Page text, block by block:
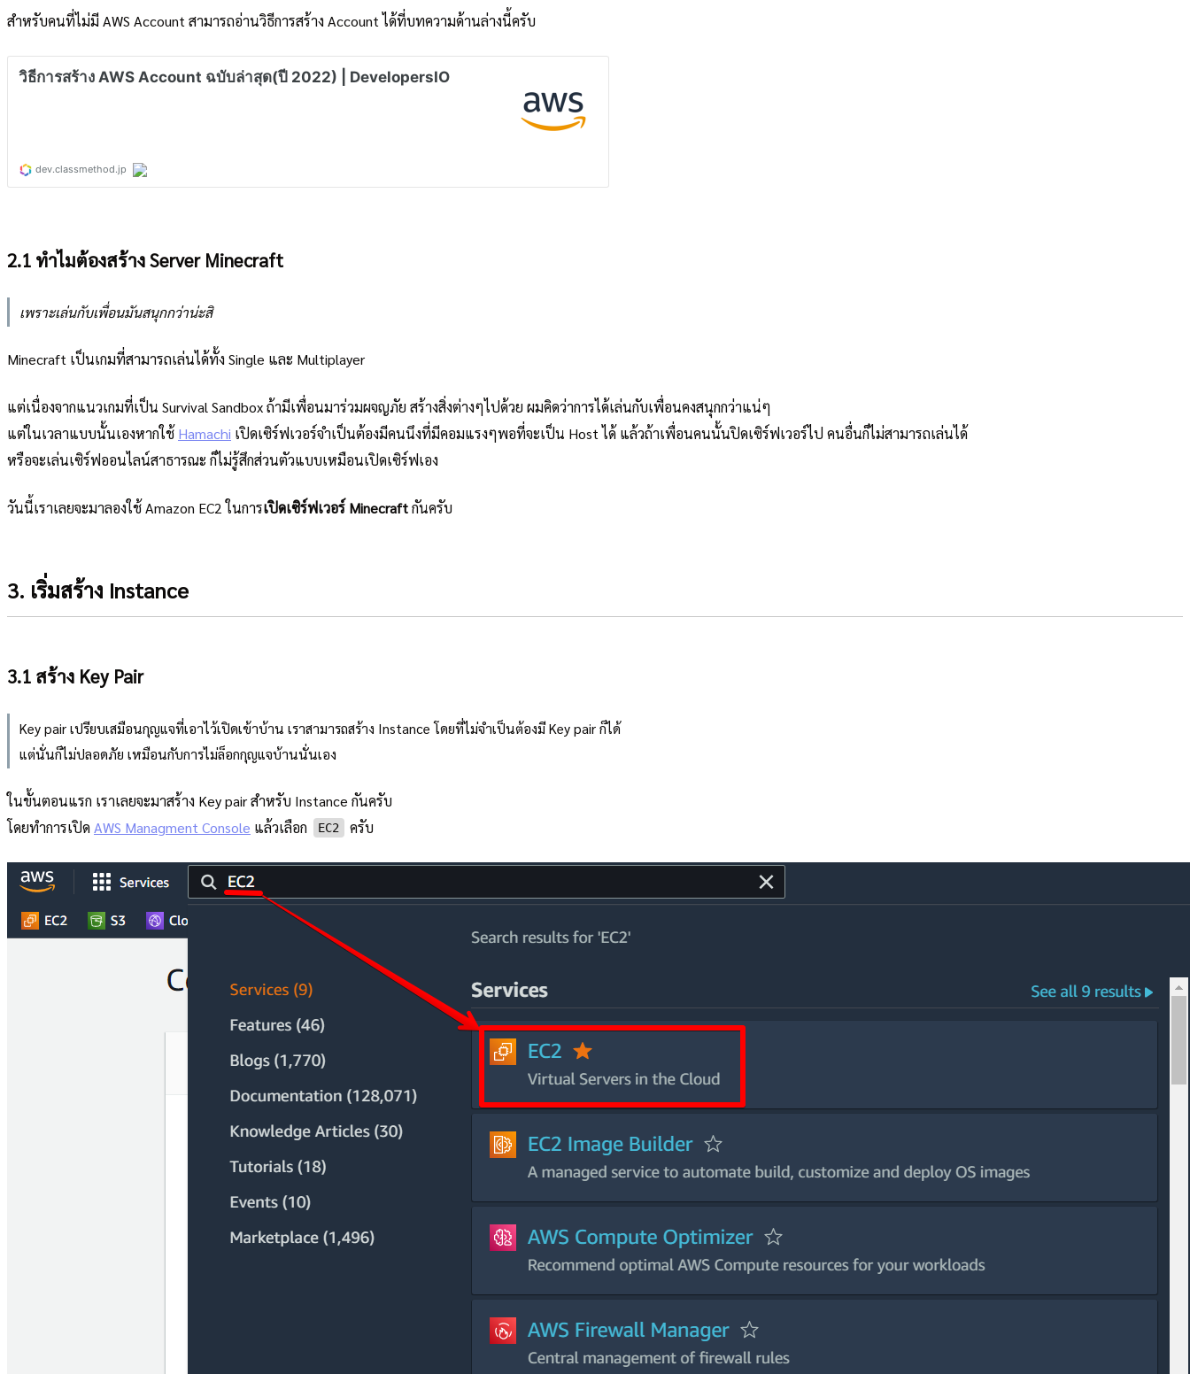
สำหรับคนที่ไม่มี AWS Account สามารถอ่านวิธีการสร้าง Account ได้ที่บทความด้านล่างนี้ครับ
2.1 ทำไมต้องสร้าง Server Minecraft
เพราะเล่นกับเพื่อนมันสนุกกว่าน่ะสิ
Minecraft เป็นเกมที่สามารถเล่นได้ทั้ง Single และ Multiplayer
แต่เนื่องจากแนวเกมที่เป็น Survival Sandbox ถ้ามีเพื่อนมาร่วมผจญภัย สร้างสิ่งต่างๆไปด้วย ผมคิดว่าการได้เล่นกับเพื่อนคงสนุกกว่าแน่ๆ
แต่ในเวลาแบบนั้นเองหากใช้ Hamachi เปิดเซิร์ฟเวอร์จำเป็นต้องมีคนนึงที่มีคอมแรงๆพอที่จะเป็น Host ได้ แล้วถ้าเพื่อนคนนั้นปิดเซิร์ฟเวอร์ไป คนอื่นก็ไม่สามารถเล่นได้
หรือจะเล่นเซิร์ฟออนไลน์สาธารณะ ก็ไม่รู้สึกส่วนตัวแบบเหมือนเปิดเซิร์ฟเอง
วันนี้เราเลยจะมาลองใช้ Amazon EC2 ในการเปิดเซิร์ฟเวอร์ Minecraftกันครับ
3. เริ่มสร้าง Instance
3.1 สร้าง Key Pair
Key pair เปรียบเสมือนกุญแจที่เอาไว้เปิดเข้าบ้าน เราสามารถสร้าง Instance โดยที่ไม่จำเป็นต้องมี Key pair ก็ได้
แต่นั่นก็ไม่ปลอดภัย เหมือนกับการไม่ล็อกกุญแจบ้านนั่นเอง
ในขั้นตอนแรก เราเลยจะมาสร้าง Key pair สำหรับ Instance กันครับ
โดยทำการเปิด AWS Managment Console แล้วเลือก EC2 ครับ